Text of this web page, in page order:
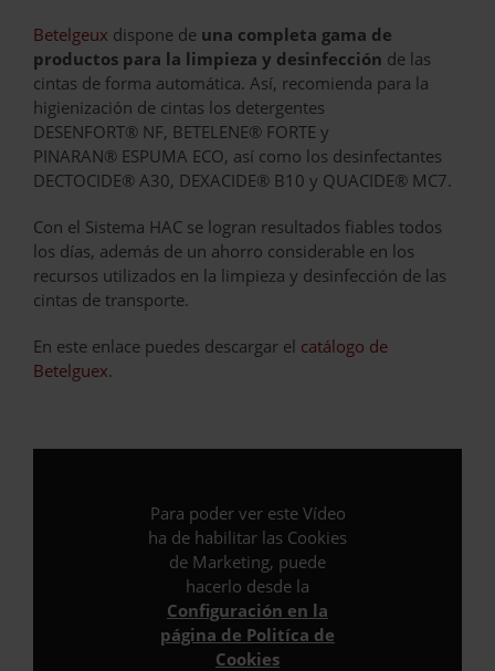
Betelgeux dispone de una completa gama de
productos para la limpieza y desinfección de las
cintas de forma automática. Así, recomienda para la
higienización de cintas los detergentes
DESENFORT® NF, BETELENE® FORTE y
PINARAN® ESPUMA ECO, así como los desinfectantes
DECTOCIDE® A30, DEXACIDE® B10 y QUACIDE® MC7.
Con el Sistema HAC se logran resultados fiables todos
los días, además de un ahorro considerable en los
recursos utilizados en la limpieza y desinfección de las
cintas de transporte.
En este enlace puedes descargar el catálogo de
Betelguex.
Para poder ver este Vídeo
ha de habilitar las Cookies
de Marketing, puede
hacerlo desde la
Configuración en la
página de Politíca de
Cookies